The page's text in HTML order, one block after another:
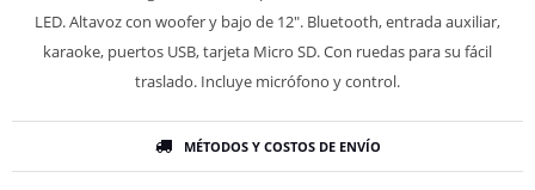
LED. Altavoz con woofer y bajo de 12". Bluetooth, entrada auxiliar,
karaoke, puertos USB, tarjeta Micro SD. Con ruedas para su fácil
traslado. Incluye micrófono y control.
MÉTODOS Y COSTOS DE ENVÍO